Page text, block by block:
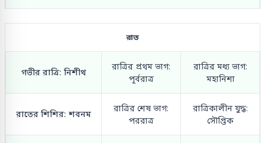
রাত
গভীর রাত্রি: নিশীথ
রাত্রির প্রথম ভাগ:
পূর্বরাত্র
রাত্রির মধ্য ভাগ:
মহানিশা
রাতের শিশির: শবনম
রাত্রির শেষ ভাগ:
পররাত্র
রাত্রিকালীন যুদ্ধ:
সৌপ্তিক